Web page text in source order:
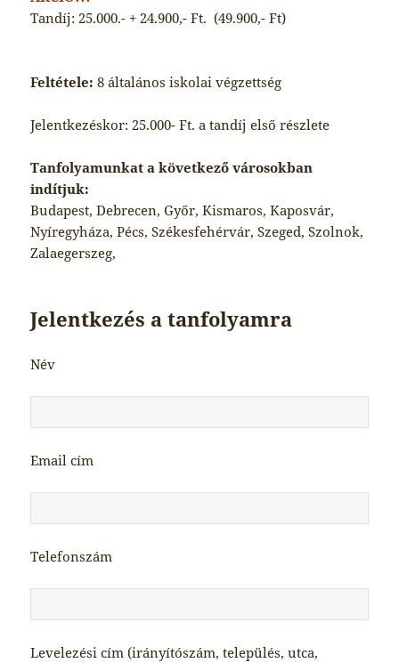
Tandíj: 25.000.- + 24.900,- Ft. (49.900,- Ft)
Feltétele:8 általános iskolai végzettség
Jelentkezéskor: 25.000- Ft. a tandíj első részlete
Tanfolyamunkat a következő városokban
indítjuk:
Budapest, Debrecen, Győr, Kismaros, Kaposvár,
Nyíregyháza, Pécs, Székesfehérvár, Szeged, Szolnok,
Zalaegerszeg,
Jelentkezés a tanfolyamra
Név
Email cím
Telefonszám
Levelezési cím (irányítószám, település, utca,